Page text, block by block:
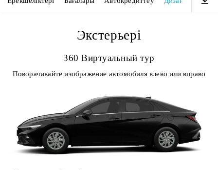
Экстерьері
360 Виртуальный тур
Поворачивайте изображение автомобиля влево или вправо